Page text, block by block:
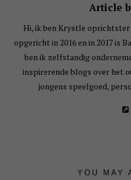
Article
Hi, ik ben Krystle oprichtster
opgericht in 2016 en in 2017 is
ben ik zelfstandig
inspirerende blogs over het
jongens speelgoed,
YOU MAY